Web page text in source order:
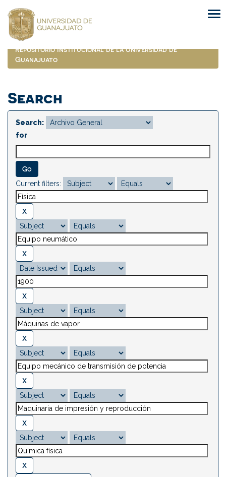
navigation
Repositorio Institucional de la Universidad de
Guanajuato
Search
Search:
for
Current filters: